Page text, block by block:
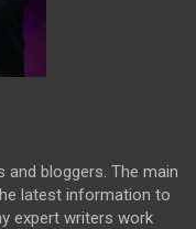
and bloggers. The main
latest information to
expert writers work